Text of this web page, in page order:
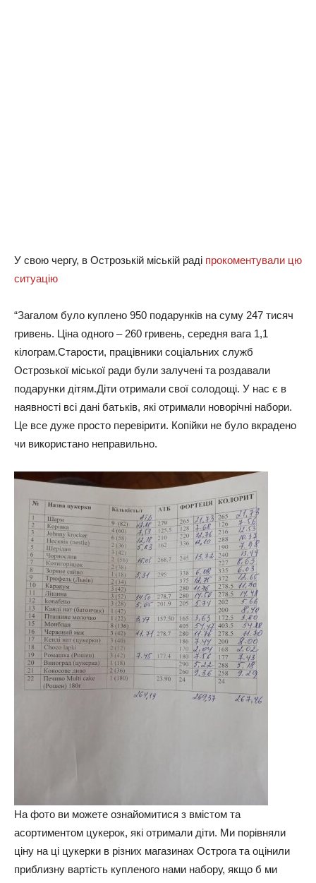
У свою чергу, в Острозькій міській раді прокоментували цю
ситуацію
“Загалом було куплено 950 подарунків на суму 247 тисяч
гривень. Ціна одного – 260 гривень, середня вага 1,1
кілограм.Старости, працівники соціальних служб
Острозької міської ради були залучені та роздавали
подарунки дітям.Діти отримали свої солодощі. У нас є в
наявності всі дані батьків, які отримали новорічні набори.
Це все дуже просто перевірити. Копійки не було вкрадено
чи використано неправильно.
На фото ви можете ознайомитися з вмістом та
асортиментом цукерок, які отримали діти. Ми порівняли
ціну на ці цукерки в різних магазинах Острога та оцінили
приблизну вартість купленого нами набору, якщо б ми